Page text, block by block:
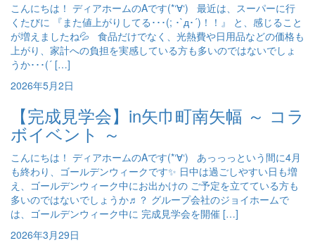
こんにちは！ ディアホームのAです(*‘∀‘) 最近は、スーパーに行
くたびに 『また値上がりしてる･･･(; ･`д･´)！！』 と、感じること
が増えましたね💦 食品だけでなく、光熱費や日用品などの価格も
上がり、家計への負担を実感している方も多いのではないでしょ
うか･･･(´ […]
2026年5月2日
【完成見学会】in矢巾町南矢幅 ～ コラ
ボイベント ～
こんにちは！ ディアホームのAです(*‘∀‘) あっっっという間に4月
も終わり、ゴールデンウィークです✨ 日中は過ごしやすい日も増
え、ゴールデンウィーク中にお出かけの ご予定を立てている方も
多いのではないでしょうか♬？ グループ会社のジョイホームで
は、ゴールデンウィーク中に 完成見学会を開催 […]
2026年3月29日